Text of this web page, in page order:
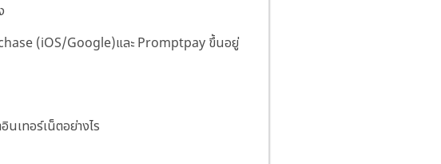
(iOS/Google)และ Promptpay ขึ้นอยู่
เทอร์เน็ตอย่างไร